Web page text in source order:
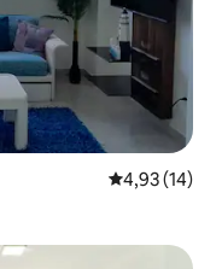
Gemiddelde
4,93 (14)